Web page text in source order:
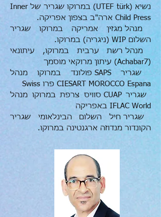
נשיא (UTEF türk) במרוקו שגריר של Inner
Child Press ארה"ב בצפון אפריקה.
מנהל מגזין אמריקה במרוקו שגריר
השלום WIP (ניגריה) במרוקו.
מנהל רשת ערבית במרוקו, עיתונאי
(Achabar7) עיתון מרוקאי מוסמך
שגריר SAPS פולונד במרוקו מנהל
CIESART MOROCCO Espana פרו Swiss
שגריר CUAP סוויס צרפת במרוקו מנהל
IFLAC World באפריקה
שגריר חיל השלום הבינלאומי שגריר
הקונדור מנדוזה ארגנטינה במרוקו.